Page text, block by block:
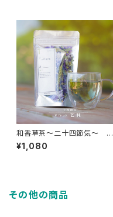
和香草茶～二十四節気～ 芒
種
¥1,080
その他の商品